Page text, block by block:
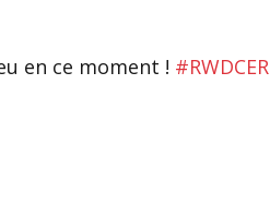
en ce moment ! #RWDCER